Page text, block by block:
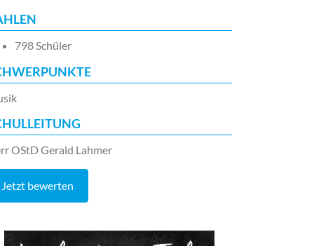
798 Schüler
OStD Gerald Lahmer
Jetzt bewerten